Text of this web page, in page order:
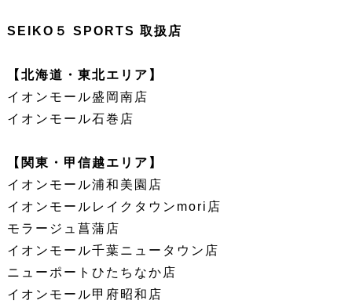
SEIKO５ SPORTS 取扱店
【北海道・東北エリア】
イオンモール盛岡南店
イオンモール石巻店
【関東・甲信越エリア】
イオンモール浦和美園店
イオンモールレイクタウンmori店
モラージュ菖蒲店
イオンモール千葉ニュータウン店
ニューポートひたちなか店
イオンモール甲府昭和店